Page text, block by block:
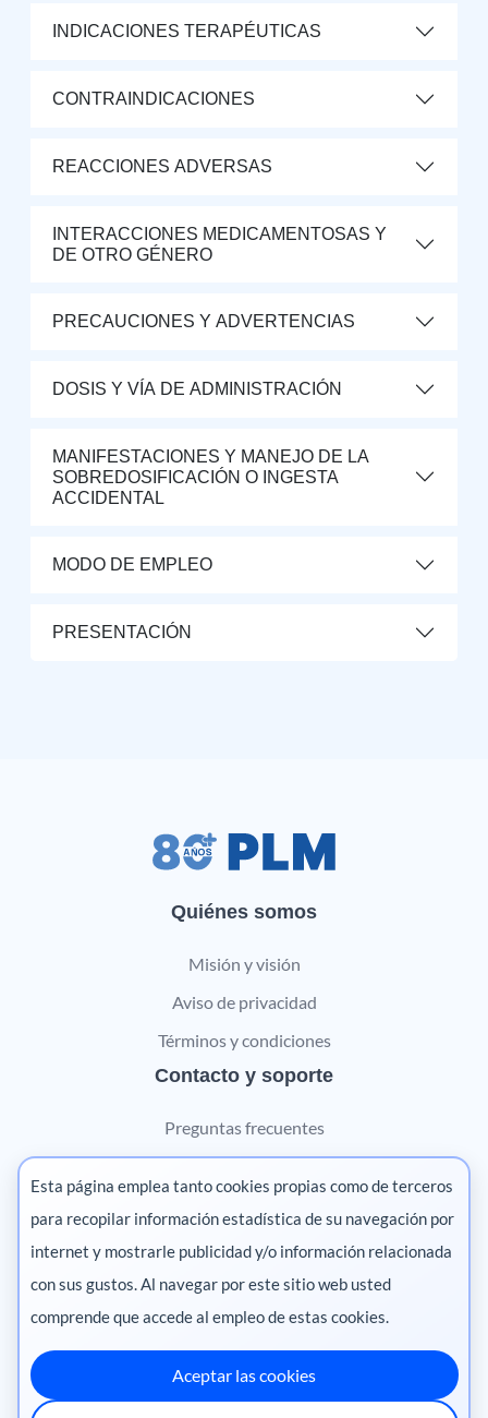
INDICACIONES TERAPÉUTICAS
CONTRAINDICACIONES
REACCIONES ADVERSAS
INTERACCIONES MEDICAMENTOSAS Y
DE OTRO GÉNERO
PRECAUCIONES Y ADVERTENCIAS
DOSIS Y VÍA DE ADMINISTRACIÓN
MANIFESTACIONES Y MANEJO DE LA
SOBREDOSIFICACIÓN O INGESTA
ACCIDENTAL
MODO DE EMPLEO
PRESENTACIÓN
Quiénes somos
Misión y visión
Aviso de privacidad
Términos y condiciones
Contacto y soporte
Preguntas frecuentes
Contáctanos
Marketing digital
Pharma
México
·
Ecuador·Perú·
Esta página emplea tanto cookies propias como de terceros
para recopilar información estadística de su navegación por
internet y mostrarle publicidad y/o información relacionada
con sus gustos. Al navegar por este sitio web usted
comprende que accede al empleo de estas cookies.
Aceptar las cookies